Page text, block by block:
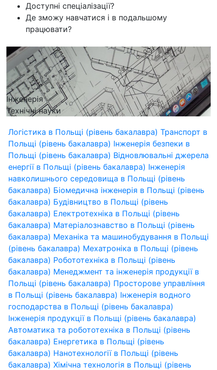
Доступні спеціалізації?
Де зможу навчатися і в подальшому
працювати?
Інженерія
Технічні науки
Логістика в Польщі (рівень бакалавра) Транспорт в
Польщі (рівень бакалавра) Інженерія безпеки в
Польщі (рівень бакалавра) Відновлювальні джерела
енергії в Польщі (рівень бакалавра) Інженерія
навколишнього середовища в Польщі (рівень
бакалавра) Біомедична інженерія в Польщі (рівень
бакалавра) Будівництво в Польщі (рівень
бакалавра) Електротехніка в Польщі (рівень
бакалавра) Матеріалознавство в Польщі (рівень
бакалавра) Механіка та машинобудування в Польщі
(рівень бакалавра) Мехатроніка в Польщі (рівень
бакалавра) Робототехніка в Польщі (рівень
бакалавра) Менеджмент та інженерія продукції в
Польщі (рівень бакалавра) Просторове управління
в Польщі (рівень бакалавра) Інженерія водного
господарства в Польщі (рівень бакалавра)
Інженерія продукції в Польщі (рівень бакалавра)
Автоматика та робототехніка в Польщі (рівень
бакалавра) Енергетика в Польщі (рівень
бакалавра) Нанотехнології в Польщі (рівень
бакалавра) Хімічна технологія в Польщі (рівень